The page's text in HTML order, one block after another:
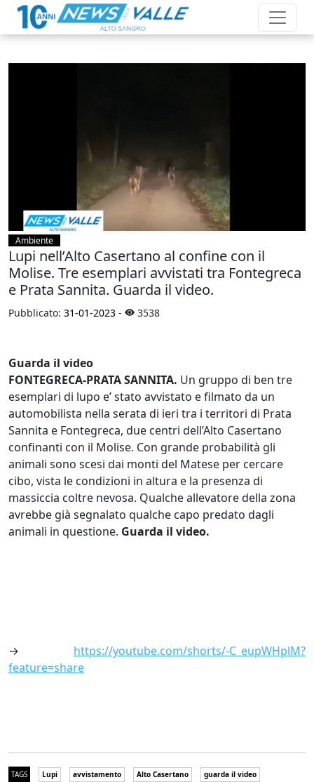
Ambiente
Lupi nell’Alto Casertano al confine con il
Molise. Tre esemplari avvistati tra Fontegreca
e Prata Sannita. Guarda il video.
Pubblicato: 31-01-2023 - 3538
Guarda il video
FONTEGRECA-PRATA SANNITA. Un gruppo di ben tre
esemplari di lupo e’ stato avvistato e filmato da un
automobilista nella serata di ieri tra i territori di Prata
Sannita e Fontegreca, due centri dell’Alto Casertano
confinanti con il Molise. Con grande probabilità gli
animali sono scesi dai monti del Matese per cercare
cibo, vista le condizioni in altura e la presenza di
massiccia coltre nevosa. Qualche allevatore della zona
avrebbe già segnalato qualche capo predato dagli
animali in questione. Guarda il video.
→ https://youtube.com/shorts/-C_eupWHplM?
feature=share
TAGS Lupi avvistamento Alto Casertano
guarda il video